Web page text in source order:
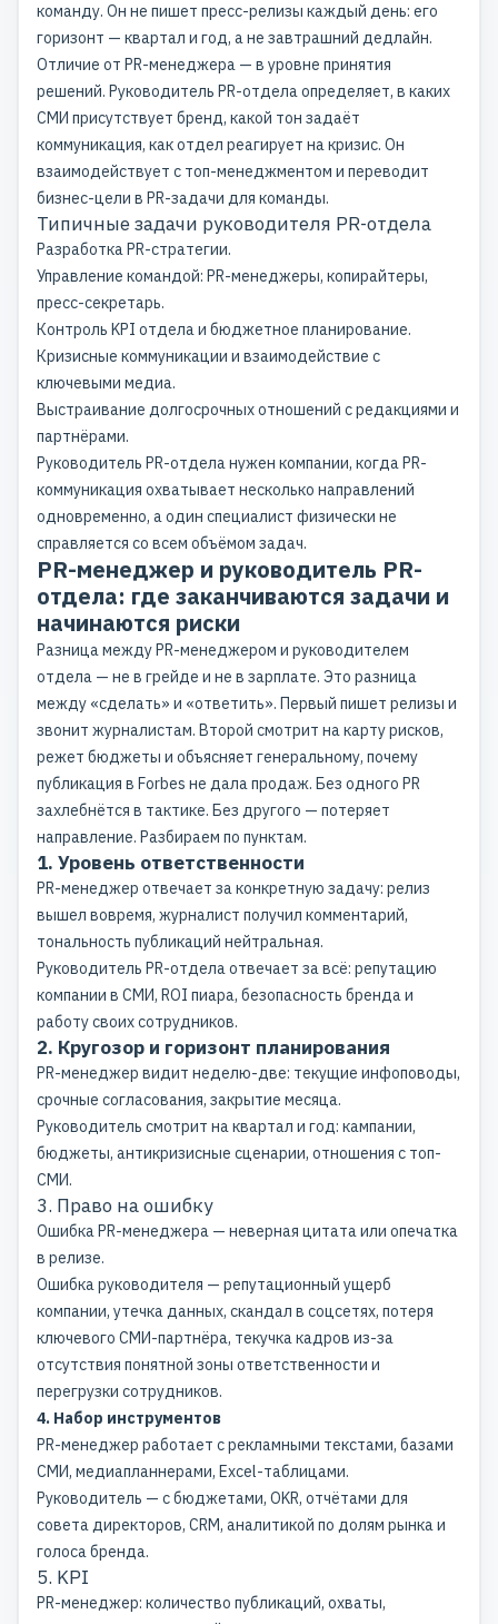
команду. Он не пишет пресс-релизы каждый день: его
горизонт — квартал и год, а не завтрашний дедлайн.
Отличие от PR-менеджера — в уровне принятия
решений. Руководитель PR-отдела определяет, в каких
СМИ присутствует бренд, какой тон задаёт
коммуникация, как отдел реагирует на кризис. Он
взаимодействует с топ-менеджментом и переводит
бизнес-цели в PR-задачи для команды.
Типичные задачи руководителя PR-отдела
Разработка PR-стратегии.
Управление командой: PR-менеджеры, копирайтеры,
пресс-секретарь.
Контроль KPI отдела и бюджетное планирование.
Кризисные коммуникации и взаимодействие с
ключевыми медиа.
Выстраивание долгосрочных отношений с редакциями и
партнёрами.
Руководитель PR-отдела нужен компании, когда PR-
коммуникация охватывает несколько направлений
одновременно, а один специалист физически не
справляется со всем объёмом задач.
PR-менеджер и руководитель PR-
отдела: где заканчиваются задачи и
начинаются риски
Разница между PR-менеджером и руководителем
отдела — не в грейде и не в зарплате. Это разница
между «сделать» и «ответить». Первый пишет релизы и
звонит журналистам. Второй смотрит на карту рисков,
режет бюджеты и объясняет генеральному, почему
публикация в Forbes не дала продаж. Без одного PR
захлебнётся в тактике. Без другого — потеряет
направление. Разбираем по пунктам.
1. Уровень ответственности
PR-менеджер отвечает за конкретную задачу: релиз
вышел вовремя, журналист получил комментарий,
тональность публикаций нейтральная.
Руководитель PR-отдела отвечает за всё: репутацию
компании в СМИ, ROI пиара, безопасность бренда и
работу своих сотрудников.
2. Кругозор и горизонт планирования
PR-менеджер видит неделю-две: текущие инфоповоды,
срочные согласования, закрытие месяца.
Руководитель смотрит на квартал и год: кампании,
бюджеты, антикризисные сценарии, отношения с топ-
СМИ.
3. Право на ошибку
Ошибка PR-менеджера — неверная цитата или опечатка
в релизе.
Ошибка руководителя — репутационный ущерб
компании, утечка данных, скандал в соцсетях, потеря
ключевого СМИ-партнёра, текучка кадров из-за
отсутствия понятной зоны ответственности и
перегрузки сотрудников.
4. Набор инструментов
PR-менеджер работает срекламными текстами, базами
СМИ, медиапланнерами, Excel-таблицами.
Руководитель — с бюджетами, OKR, отчётами для
совета директоров, CRM, аналитикой по долям рынка и
голоса бренда.
5. KPI
PR-менеджер: количество публикаций, охваты,